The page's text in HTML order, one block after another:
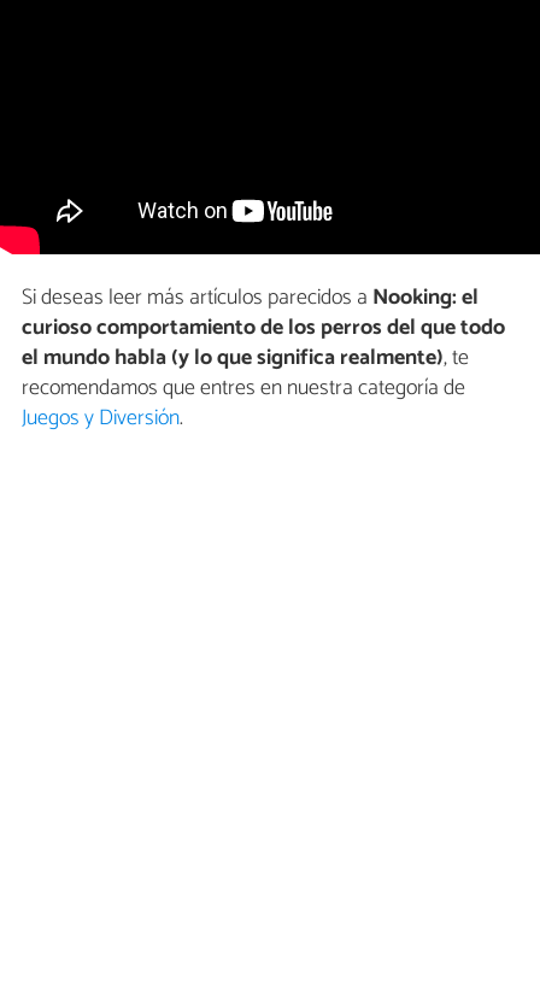
Si deseas leer más artículos parecidos a Nooking: el
curioso comportamiento de los perros del que todo
el mundo habla (y lo que significa realmente), te
recomendamos que entres en nuestra categoría de
Juegos y Diversión.